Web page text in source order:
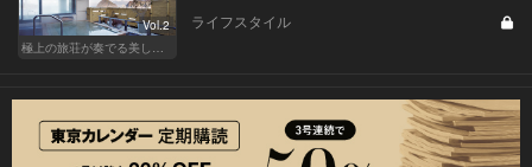
Vol.2
極上の旅荘が奏でる美しき寛ぎ
ライフスタイル